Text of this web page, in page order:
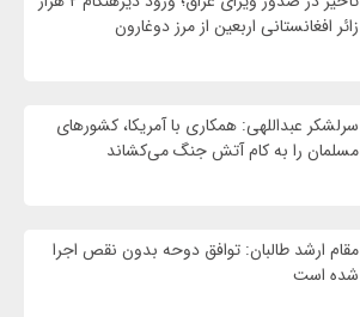
زائر افغانستانی اربعین از مرز دوغارون
سرلشکر عبداللهی: همکاری با آمریکا، کشورهای
مسلمان را به کام آتش جنگ می‌کشاند
مقام ارشد طالبان: توافق دوحه بدون نقص اجرا
شده است